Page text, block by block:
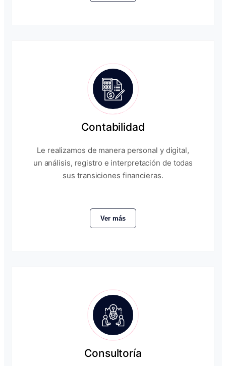
Contabilidad
Le realizamos de manera personal y digital,
un análisis, registro e interpretación de todas
sus transiciones financieras.
Ver más
Consultoría